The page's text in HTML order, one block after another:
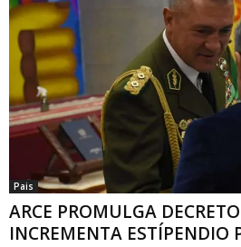
Pais
ARCE PROMULGA
INCREMENTA ESTÍPENDIO